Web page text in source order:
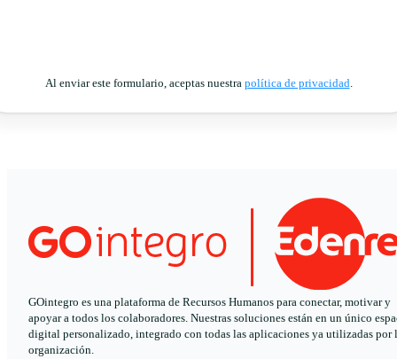
Al enviar este formulario, aceptas nuestra política de privacidad
GOintegro es una plataforma de Recursos Humanos para conectar, motivar y
apoyar a todos los colaboradores. Nuestras soluciones están en un único
digital personalizado, integrado con todas las aplicaciones ya utilizadas por
organización.